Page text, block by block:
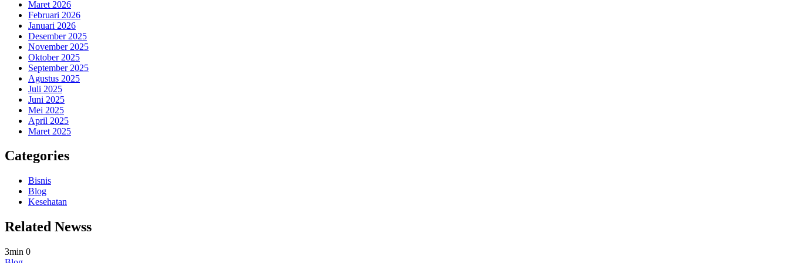
Maret 2026
Februari 2026
Januari 2026
Desember 2025
November 2025
Oktober 2025
September 2025
Agustus 2025
Juli 2025
Juni 2025
Mei 2025
April 2025
Maret 2025
Categories
Bisnis
Blog
Kesehatan
Related Newss
3min 0